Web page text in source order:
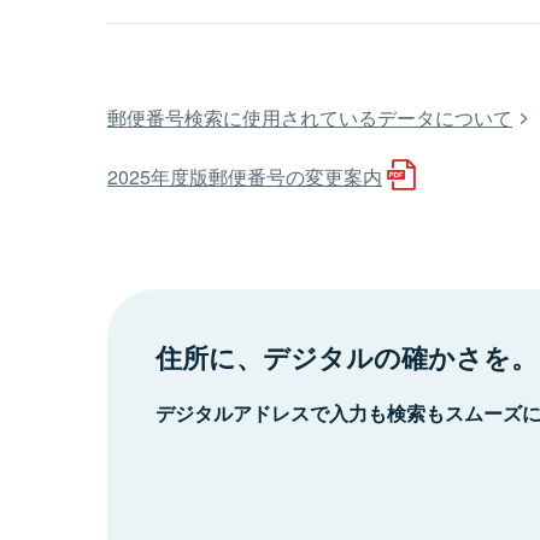
郵便番号検索に使用されているデータについて
2025年度版郵便番号の変更案内
住所に、デジタルの確かさを。
デジタルアドレスで入力も検索もスムーズ